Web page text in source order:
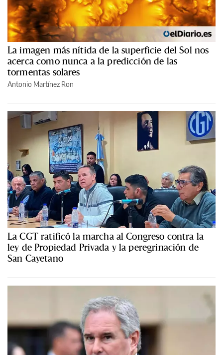
La imagen más nítida de la superficie del Sol nos
acerca como nunca a la predicción de las
tormentas solares
Antonio Martínez Ron
La CGT ratificó la marcha al Congreso contra la
ley de Propiedad Privada y la peregrinación de
San Cayetano